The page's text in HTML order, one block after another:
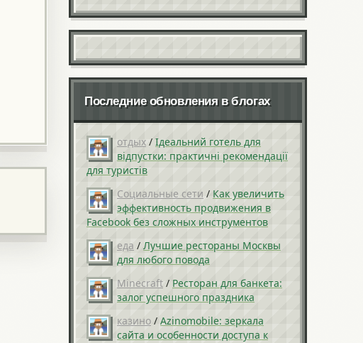
Последние обновления в блогах
отдых / Ідеальний готель для
відпустки: практичні рекомендації
для туристів
Социальные сети / Как увеличить
эффективность продвижения в
Facebook без сложных инструментов
еда / Лучшие рестораны Москвы
для любого повода
Minecraft / Ресторан для банкета:
залог успешного праздника
казино / Azinomobile: зеркала
сайта и особенности доступа к